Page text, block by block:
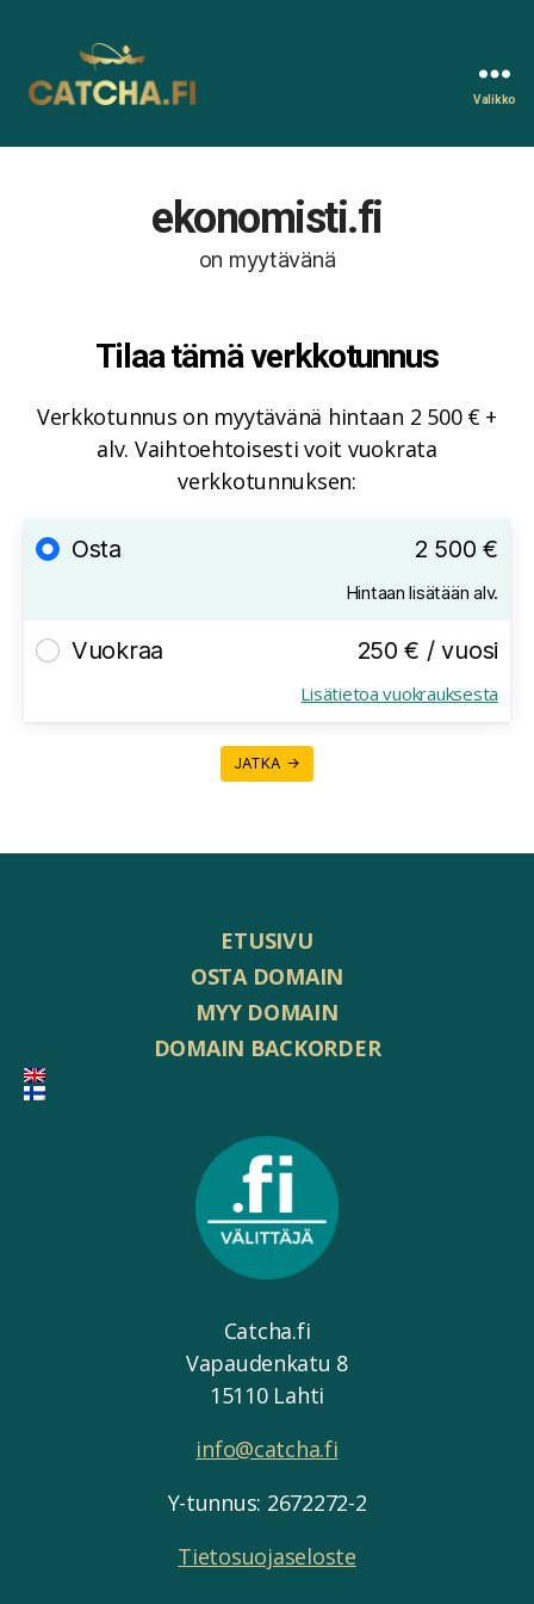
Valikko
ekonomisti.fi
on myytävänä
Tilaa tämä verkkotunnus
Verkkotunnus on myytävänä hintaan 2 500 € +
alv. Vaihtoehtoisesti voit vuokrata
verkkotunnuksen:
Osta 2 500 €
Hintaan lisätään alv.
Vuokraa 250 € / vuosi
Lisätietoa vuokrauksesta
JATKA →
ETUSIVU
OSTA DOMAIN
MYY DOMAIN
DOMAIN BACKORDER
Catcha.fi
Vapaudenkatu 8
15110 Lahti
info@catcha.fi
Y-tunnus: 2672272-2
Tietosuojaseloste